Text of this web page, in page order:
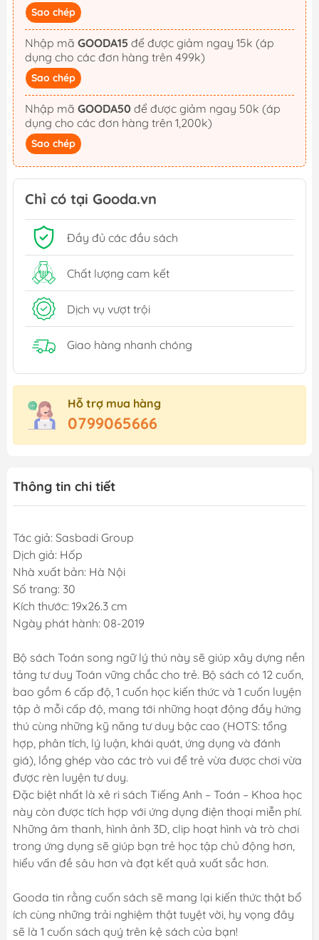
Sao chép
Nhập mã GOODA15
dụng cho các đơn hàng trên 499k)
Sao chép
Nhập mã GOODA50
dụng cho các đơn hàng trên 1,200k)
Sao chép
Chỉ có tại Gooda.vn
Đầy đủ các đầu sách
Chất lượng cam kết
Dịch vụ vượt trội
Giao hàng nhanh chóng
Hỗ trợ mua hàng
0799065666
Thông tin chi tiết
Tác giả: Sasbadi Group
Dịch giả: Hốp
Nhà xuất bản: Hà Nội
Số trang: 30
Kích thước: 19x26.3 cm
Ngày phát hành: 08-2019
Bộ sách Toán song ngữ lý thú này sẽ giúp xây dựng nền
tảng tư duy Toán vững chắc cho trẻ. Bộ sách có 12 cuốn,
bao gồm 6 cấp độ, 1 cuốn học kiến thức và 1 cuốn luyện
tập ở mỗi cấp độ, mang tới những hoạt động đầy hứng
thú cùng những kỹ năng tư duy bậc cao (HOTS: tổng
hợp, phân tích, lý luận, khái quát, ứng dụng và đánh
giá), lồng ghép vào các trò vui để trẻ vừa được chơi vừa
được rèn luyện tư duy.
Đặc biệt nhất là xê ri sách Tiếng Anh – Toán – Khoa học
này còn được tích hợp với ứng dụng điện thoại miễn phí.
Những âm thanh, hình ảnh 3D, clip hoạt hình và trò chơi
trong ứng dụng sẽ giúp bạn trẻ học tập chủ động hơn,
hiểu vấn đề sâu hơn và đạt kết quả xuất sắc hơn.
Gooda tin rằng cuốn sách sẽ mang lại kiến thức thật bổ
ích cùng những trải nghiệm thật tuyệt vời, hy vọng đây
sẽ là 1 cuốn sách quý trên kệ sách của bạn!